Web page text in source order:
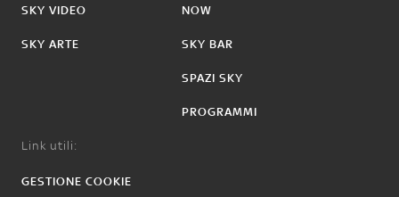
SKY VIDEO
SKY ARTE
NOW
SKY BAR
SPAZI SKY
PROGRAMMI
Link utili:
GESTIONE COOKIE